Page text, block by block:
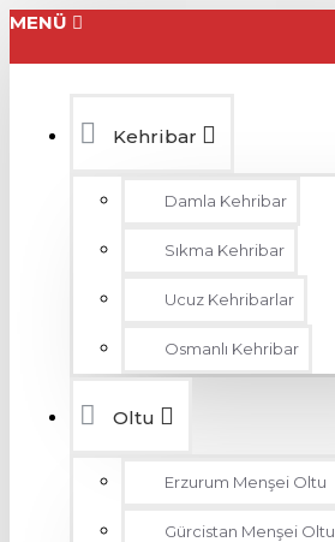
MENÜ
Kehribar
Damla Kehribar
Sıkma Kehribar
Ucuz Kehribarlar
Osmanlı Kehribar
Oltu
Erzurum Menşei Oltu
Gürcistan Menşei Oltu